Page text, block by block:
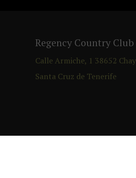
Regency Country Club
Calle Armiche, 1 38652
Santa Cruz de Tenerife